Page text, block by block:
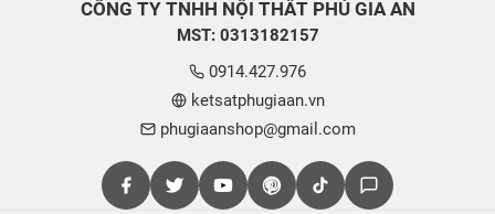
CÔNG TY TNHH NỘI THẤT PHÚ GIA AN
MST: 0313182157
0914.427.976
ketsatphugiaan.vn
phugiaanshop@gmail.com